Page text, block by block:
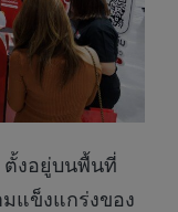
ตั้งอยู่บนพื้นที่
แข็งแกร่งของ